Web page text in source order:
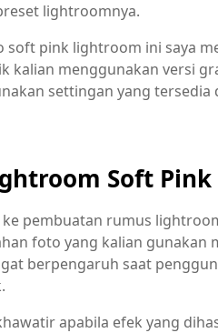
lightroomnya.
soft pink lightroom ini saya
kalian menggunakan versi
settingan yang tersedia
Soft Pink
ke pembuatan rumus
foto yang kalian gunakan
berpengaruh saat
apabila efek yang